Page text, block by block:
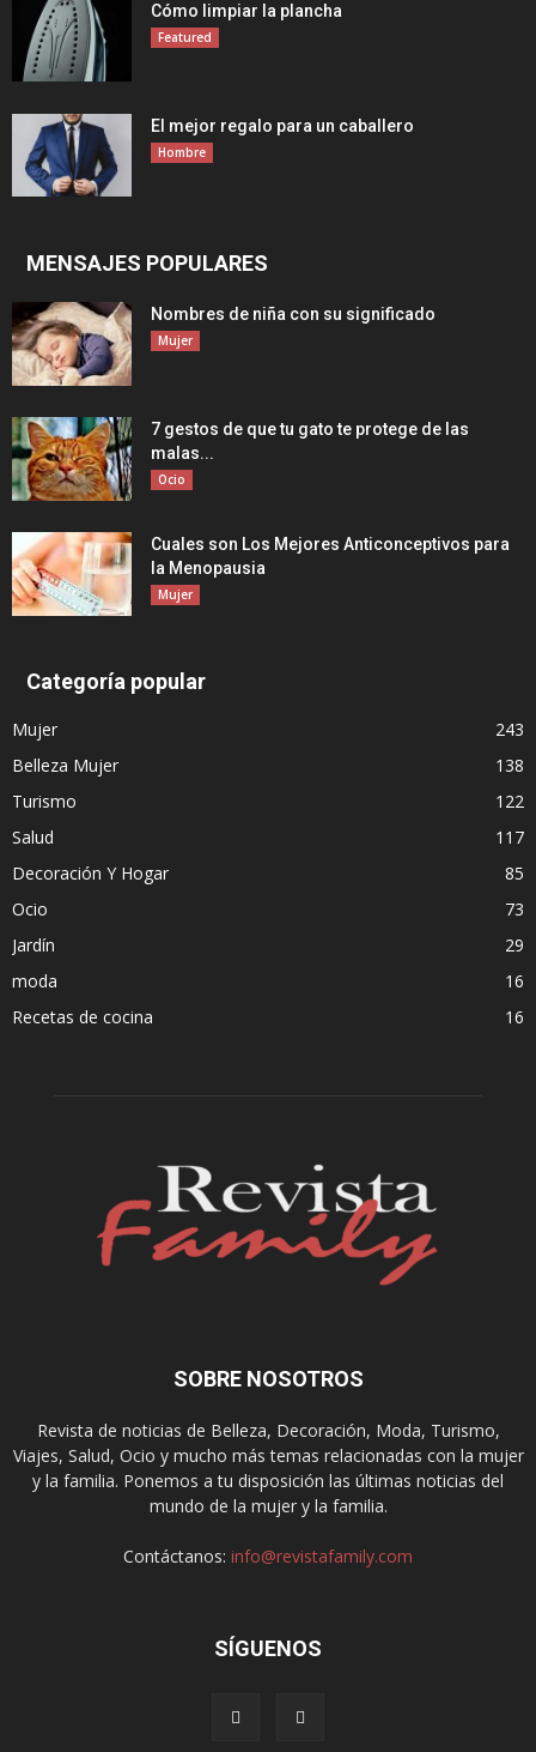
Cómo limpiar la plancha
Featured
El mejor regalo para un caballero
Hombre
MENSAJES POPULARES
Nombres de niña con su significado
Mujer
7 gestos de que tu gato te protege de las
malas...
Ocio
Cuales son Los Mejores Anticonceptivos para
la Menopausia
Mujer
Categoría popular
Mujer
243
Belleza Mujer
138
Turismo
122
Salud
117
Decoración Y Hogar
85
Ocio
73
Jardín
29
moda
16
Recetas de cocina
16
SOBRE NOSOTROS
Revista de noticias de Belleza, Decoración, Moda, Turismo,
Viajes, Salud, Ocio y mucho más temas relacionadas con la mujer
y la familia. Ponemos a tu disposición las últimas noticias del
mundo de la mujer y la familia.
Contáctanos: info@revistafamily.com
SÍGUENOS